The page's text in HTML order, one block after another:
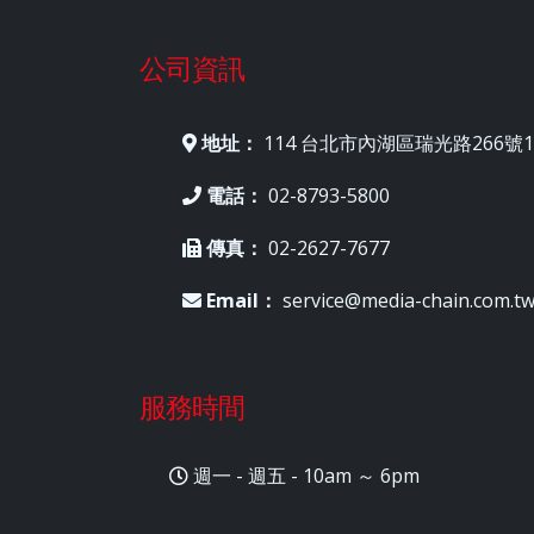
公司資訊
地址： 114 台北市內湖區瑞光路266號
電話： 02-8793-5800
傳真： 02-2627-7677
Email： service@media-chain.com.tw
服務時間
週一 - 週五 - 10am ～ 6pm